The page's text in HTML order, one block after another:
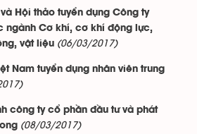
Hội thảo tuyển dụng Công ty
ngành Cơ khí, cơ khí động lực,
vật liệu (06/03/2017)
Nam tuyển dụng nhân viên trung
công ty cổ phần đầu tư và phát
(08/03/2017)